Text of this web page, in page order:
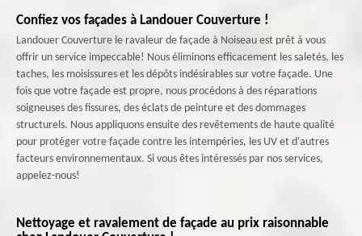
Confiez vos façades à Landouer Couverture !
Landouer Couverture le ravaleur de façade à Noiseau est prêt à vous
offrir un service impeccable! Nous éliminons efficacement les saletés, les
taches, les moisissures et les dépôts indésirables sur votre façade. Une
fois que votre façade est propre, nous procédons à des réparations
soigneuses des fissures, des éclats de peinture et des dommages
structurels. Nous appliquons ensuite des revêtements de haute qualité
pour protéger votre façade contre les intempéries, les UV et d'autres
facteurs environnementaux. Si vous êtes intéressés par nos services,
appelez-nous!
Nettoyage et ravalement de façade au prix raisonnable